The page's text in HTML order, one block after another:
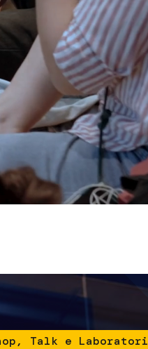
e accessibilitàBiglietti
Immagine
Talk e Laboratori